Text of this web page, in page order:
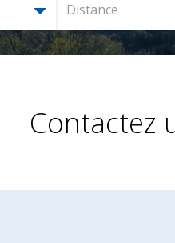
Distance
Contactez